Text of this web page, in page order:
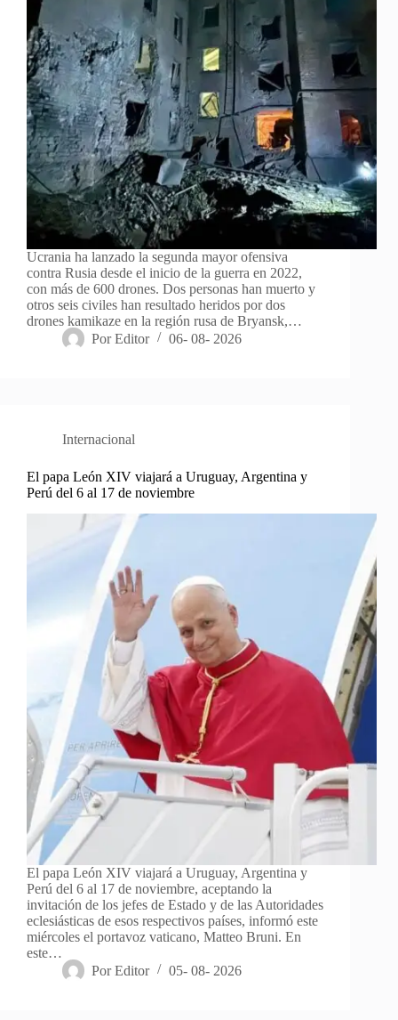
Ucrania ha lanzado la segunda mayor ofensiva
contra Rusia desde el inicio de la guerra en 2022,
con más de 600 drones. Dos personas han muerto y
otros seis civiles han resultado heridos por dos
drones kamikaze en la región rusa de Bryansk,…
Por Editor 06- 08- 2026
Internacional
El papa León XIV viajará a Uruguay, Argentina y
Perú del 6 al 17 de noviembre
El papa León XIV viajará a Uruguay, Argentina y
Perú del 6 al 17 de noviembre, aceptando la
invitación de los jefes de Estado y de las Autoridades
eclesiásticas de esos respectivos países, informó este
miércoles el portavoz vaticano, Matteo Bruni. En
este…
Por Editor 05- 08- 2026